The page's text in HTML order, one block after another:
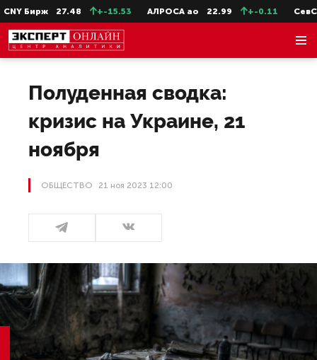
27.48 +-15.53 АЛРОСА ао 22.99 +-0.11 СевСт-ао
Полуденная сводка:
кризис на Украине, 21
ноября
ОБЩЕСТВО 21 ноя 2023 12:00